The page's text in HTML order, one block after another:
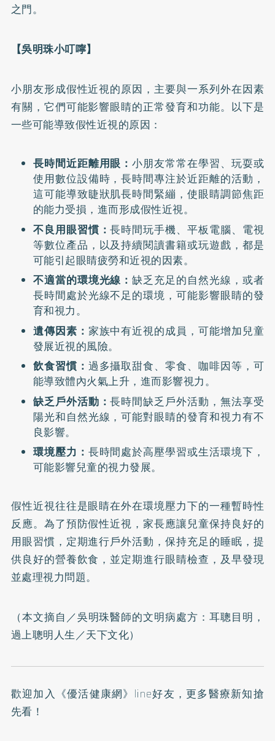
之門。
【吳明珠小叮嚀】
小朋友形成假性近視的原因，主要與一系列外在因素
有關，它們可能影響眼睛的正常發育和功能。以下是
一些可能導致假性近視的原因：
長時間近距離用眼：小朋友常常在學習、玩耍或
使用數位設備時，長時間專注於近距離的活動，
這可能導致睫狀肌長時間緊繃，使眼睛調節焦距
的能力受損，進而形成假性近視。
不良用眼習慣：長時間玩手機、平板電腦、電視
等數位產品，以及持續閱讀書籍或玩遊戲，都是
可能引起眼睛疲勞和近視的因素。
不適當的環境光線：缺乏充足的自然光線，或者
長時間處於光線不足的環境，可能影響眼睛的發
育和視力。
遺傳因素： 家族中有近視的成員，可能增加兒童
發展近視的風險。
飲食習慣： 過多攝取甜食、零食、咖啡因等，可
能導致體內火氣上升，進而影響視力。
缺乏戶外活動：長時間缺乏戶外活動，無法享受
陽光和自然光線，可能對眼睛的發育和視力有不
良影響。
環境壓力： 長時間處於高壓學習或生活環境下，
可能影響兒童的視力發展。
假性近視往往是眼睛在外在環境壓力下的一種暫時性
反應。為了預防假性近視，家長應讓兒童保持良好的
用眼習慣，定期進行戶外活動，保持充足的睡眠，提
供良好的營養飲食，並定期進行眼睛檢查，及早發現
並處理視力問題。
（本文摘自／吳明珠醫師的文明病處方：耳聰目明，
過上聰明人生／天下文化）
歡迎加入 《優活健康網》line好友 ，更多醫療新知搶
先看！